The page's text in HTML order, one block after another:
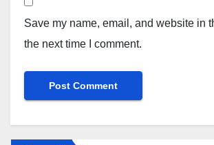
Save my name, email, and website in
the next time I comment.